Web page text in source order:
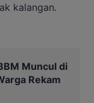
kalangan.
Muncul di
Rekam